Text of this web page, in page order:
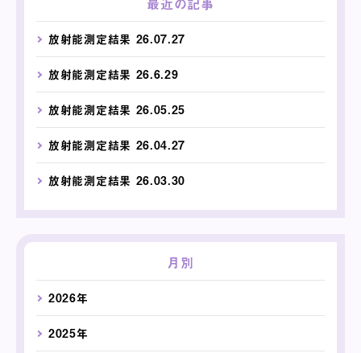
放射能測定結果 26.07.27
放射能測定結果 26.6.29
放射能測定結果 26.05.25
放射能測定結果 26.04.27
放射能測定結果 26.03.30
月別
2026年
2025年